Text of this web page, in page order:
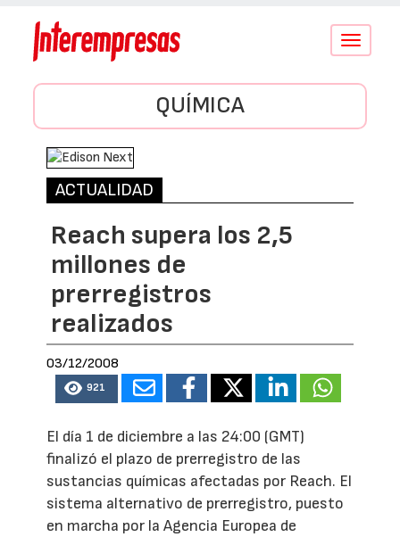
Conmutar
QUÍMICA
ACTUALIDAD
Reach supera los 2,5
millones de
prerregistros
realizados
03/12/2008
921
El día 1 de diciembre a las 24:00 (GMT)
finalizó el plazo de prerregistro de las
sustancias químicas afectadas por Reach. El
sistema alternativo de prerregistro, puesto
en marcha por la Agencia Europea de